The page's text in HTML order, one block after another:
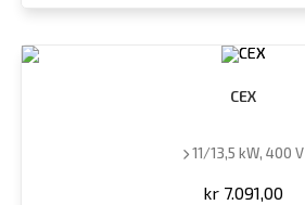
CEX
11/13,5 kW, 400 V
kr 7.091,00